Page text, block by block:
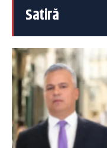
Satiră